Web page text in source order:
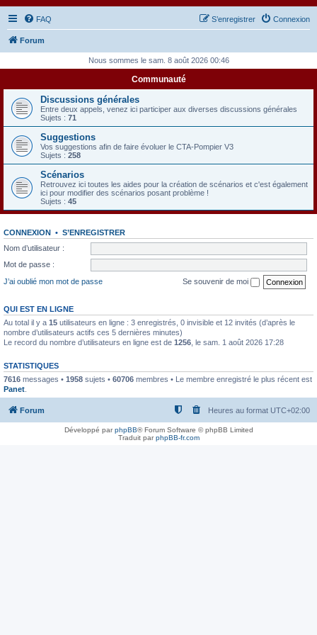
FAQ Connexion
S’enregistrer
Forum
Nous sommes le sam. 8 août 2026 00:46
Communauté
Discussions générales
Entre deux appels, venez ici participer aux diverses discussions générales
Sujets : 71
Suggestions
Vos suggestions afin de faire évoluer le CTA-Pompier V3
Sujets : 258
Scénarios
Retrouvez ici toutes les aides pour la création de scénarios et c'est également
ici pour modifier des scénarios posant problème !
Sujets : 45
CONNEXION • S’ENREGISTRER
Nom d’utilisateur :
Mot de passe :
J’ai oublié mon mot de passe
Se souvenir de moi
QUI EST EN LIGNE
Au total il y a 15 utilisateurs en ligne : 3 enregistrés, 0 invisible et 12 invités (d’après le
nombre d’utilisateurs actifs ces 5 dernières minutes)
Le record du nombre d’utilisateurs en ligne est de 1256 , le sam. 1 août 2026 17:28
STATISTIQUES
7616 messages • 1958 sujets • 60706 membres • Le membre enregistré le plus récent est
Panet
Forum Heures au format UTC+02:00
Développé parphpBB® Forum Software © phpBB Limited
Traduit parphpBB-fr.com